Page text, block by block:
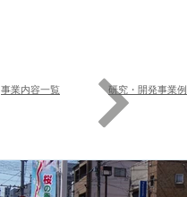
事業内容一覧 研究・開発事業例